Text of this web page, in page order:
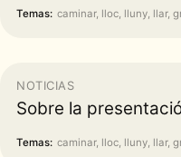
Temas: caminar, lloc, lluny, llar,
NOTICIAS
Sobre la
Temas: caminar, lloc, lluny, llar,